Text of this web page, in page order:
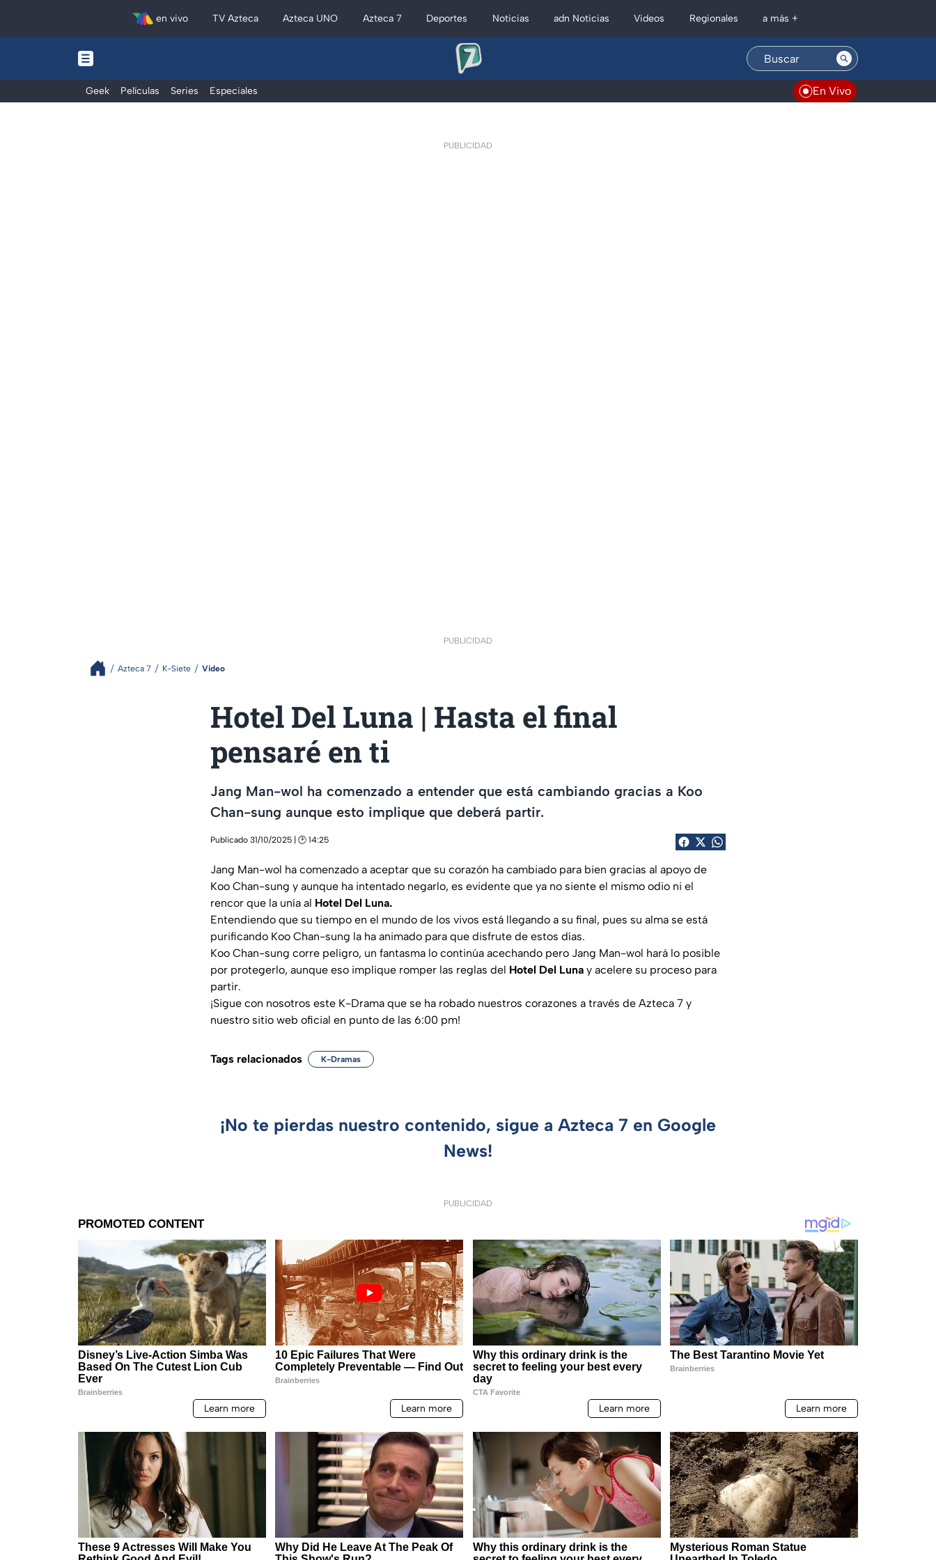
en vivo TV Azteca Azteca UNO Azteca 7 Deportes Noticias adn Noticias Videos Regionales a más +
Geek Películas Series Especiales En Vivo
PUBLICIDAD
PUBLICIDAD
Azteca 7 K-Siete Video
Hotel Del Luna | Hasta el final
pensaré en ti
Jang Man-wol ha comenzado a entender que está cambiando gracias a Koo
Chan-sung aunque esto implique que deberá partir.
Publicado 31/10/2025 | 🕑 14:25
Jang Man-wol ha comenzado a aceptar que su corazón ha cambiado para bien gracias al apoyo de
Koo Chan-sung y aunque ha intentado negarlo, es evidente que ya no siente el mismo odio ni el
rencor que la unía al Hotel Del Luna.
Entendiendo que su tiempo en el mundo de los vivos está llegando a su final, pues su alma se está
purificando Koo Chan-sung la ha animado para que disfrute de estos días.
Koo Chan-sung corre peligro, un fantasma lo continúa acechando pero Jang Man-wol hará lo posible
por protegerlo, aunque eso implique romper las reglas del Hotel Del Luna y acelere su proceso para
partir.
¡Sigue con nosotros este K-Drama que se ha robado nuestros corazones a través de Azteca 7 y
nuestro sitio web oficial en punto de las 6:00 pm!
Tags relacionados K-Dramas
¡No te pierdas nuestro contenido, sigue a Azteca 7 en Google
News!
PUBLICIDAD